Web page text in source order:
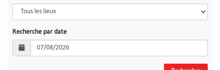
Recherche par date